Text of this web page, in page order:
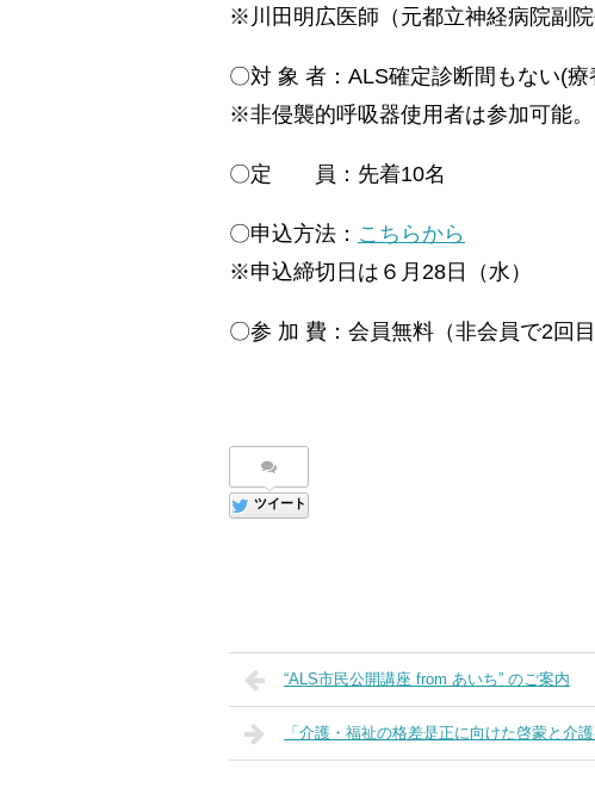
※川田明広医師（元都立神経病院副院
〇対 象 者：ALS確定診断間もない(
※非侵襲的呼吸器使用者は参加可能。
〇定 員：先着10名
〇申込方法： こちらから
※申込締切日は６月28日（水）
〇参 加 費：会員無料（非会員で2回
ツイート
“ALS市民公開講座 from あいち” のご案内
「介護・福祉の格差是正に向けた啓蒙と介